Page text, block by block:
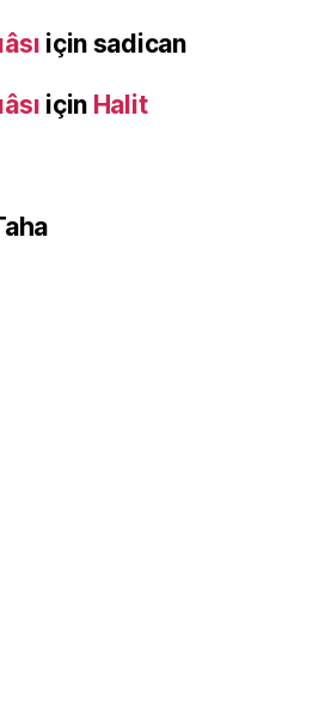
için sadican
için Halit